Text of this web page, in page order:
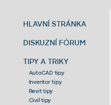
HLAVNÍ STRÁNKA
DISKUZNÍ FÓRUM
TIPY A TRIKY
AutoCAD tipy
Inventor tipy
Revit tipy
Civil tipy